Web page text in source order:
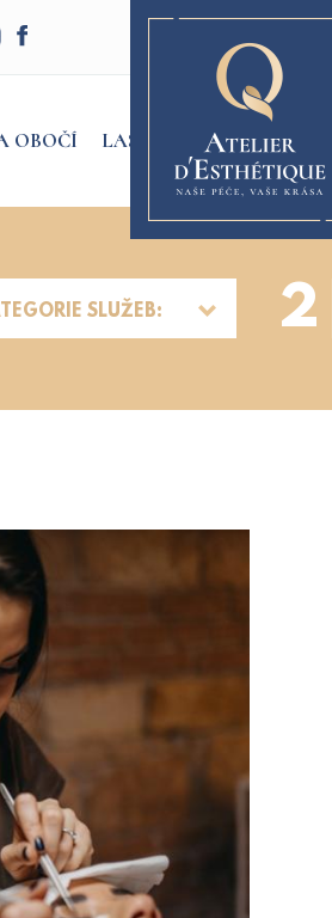
OBOČÍ LASER
SLUŽEB: 2